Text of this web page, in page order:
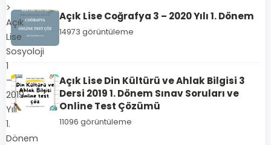
>
Açık
Lise
Sosyoloji
1
–
2019
Yılı
1.
Dönem
Açık Lise Coğrafya 3 – 2020 Yılı 1. Dönem
14973 görüntüleme
Açık Lise Din Kültürü ve Ahlak Bilgisi 3
Dersi 2019 1. Dönem Sınav Soruları ve
Online Test Çözümü
11096 görüntüleme